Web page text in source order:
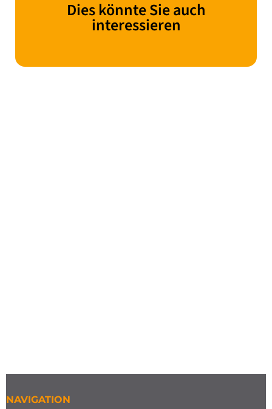
Dies könnte Sie auch
interessieren
NAVIGATION